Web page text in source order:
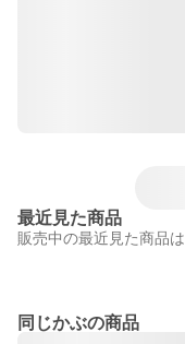
最近見た商品
販売中の最近見た商品は
同じかぶの商品